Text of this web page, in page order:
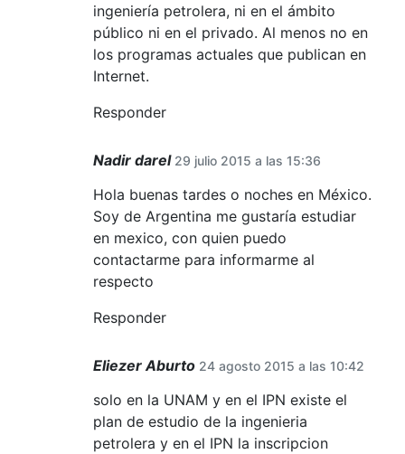
ingeniería petrolera, ni en el ámbito
público ni en el privado. Al menos no en
los programas actuales que publican en
Internet.
Responder
Nadir darel 29 julio 2015 a las 15:36
Hola buenas tardes o noches en México.
Soy de Argentina me gustaría estudiar
en mexico, con quien puedo
contactarme para informarme al
respecto
Responder
Eliezer Aburto 24 agosto 2015 a las 10:42
solo en la UNAM y en el IPN existe el
plan de estudio de la ingenieria
petrolera y en el IPN la inscripcion